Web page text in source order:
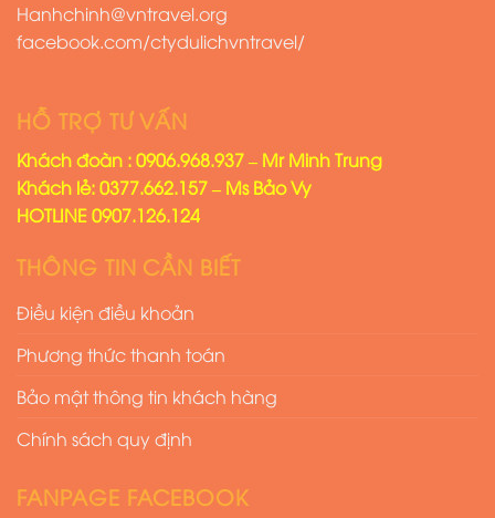
Hanhchinh@vntravel.org
facebook.com/ctydulichvntravel/
HỖ TRỢ TƯ VẤN
Khách đoàn : 0906.968.937 – Mr Minh Trung
Khách lẻ: 0377.662.157 – Ms Bảo Vy
HOTLINE 0907.126.124
THÔNG TIN CẦN BIẾT
Điều kiện điều khoản
Phương thức thanh toán
Bảo mật thông tin khách hàng
Chính sách quy định
FANPAGE FACEBOOK